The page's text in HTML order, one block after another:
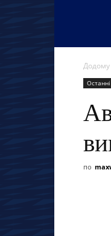
Додому
по